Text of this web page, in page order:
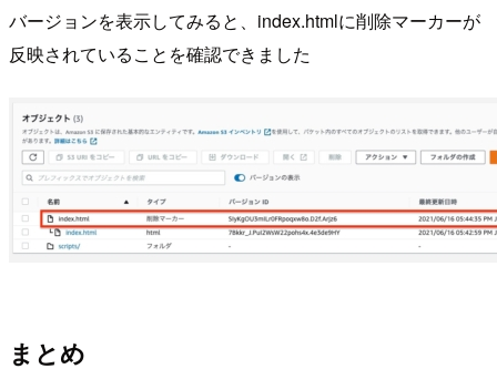
バージョンを表示してみると、index.htmlに削除マーカーが
反映されていることを確認できました
まとめ